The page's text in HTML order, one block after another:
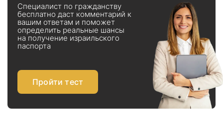
Специалист по гражданству
бесплатно даст комментарий к
вашим ответам и поможет
определить реальные шансы
на получение израильского
паспорта
Пройти тест